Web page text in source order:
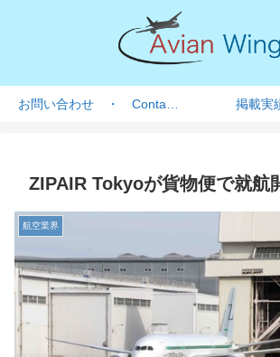
掲載
ZIPAIR Tokyoが貨物便で就航
航空業界